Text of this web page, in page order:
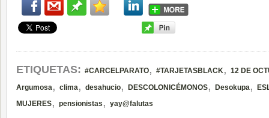
ETIQUETAS: #CARCELPARATO, #TARJETASBLACK, 12 DE
Argumosa, clima, desahucio, DESCOLONICÉMONOS, Desokupa,
MUJERES, pensionistas , yay@falutas